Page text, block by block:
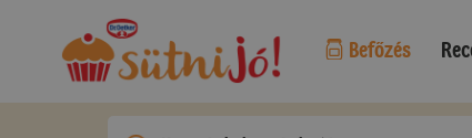
Befőzés